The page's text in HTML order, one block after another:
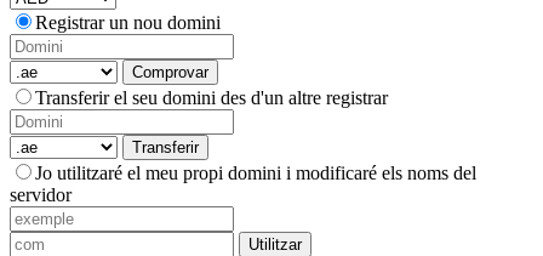
Registrar un nou domini
Comprovar
Transferir el seu domini des d'un altre registrar
Transferir
Jo utilitzaré el meu propi domini i modificaré els noms del
servidor
Utilitzar